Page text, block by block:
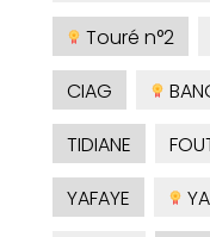
Touré n°2
CIAG
TIDIANE
YAFAYE